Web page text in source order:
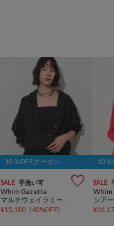
10％OFFクーポン
SALE 手洗い可 
Whim Gazette
¥15,180 (40%OFF)
10％
SALE
Whim
¥